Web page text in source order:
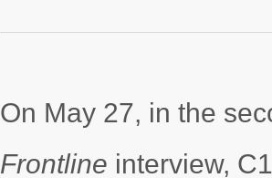
On May 27, in the
Frontline interview,